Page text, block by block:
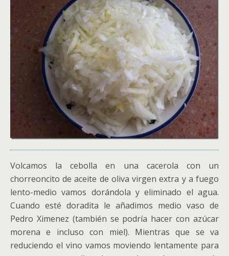
Volcamos la cebolla en una cacerola con un
chorreoncito de aceite de oliva virgen extra y a fuego
lento-medio vamos dorándola y eliminado el agua.
Cuando esté doradita le añadimos medio vaso de
Pedro Ximenez (también se podría hacer con azúcar
morena e incluso con miel). Mientras que se va
reduciendo el vino vamos moviendo lentamente para